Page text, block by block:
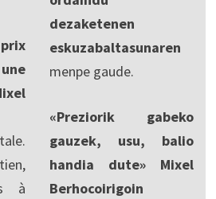
à
dezaketenen
eskuzabaltasunaren
menpe gaude.
«Preziorik gabeko
gauzek, usu, balio
handia dute» Mixel
Berhocoirigoin